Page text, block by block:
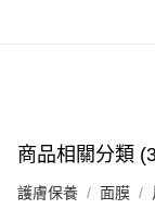
每筆HK$65.00，滿
(香港門市) 只顯示
(澳門門市) 只顯示
取。逾期會取消訂單
商品相關分類
護膚保養 面膜